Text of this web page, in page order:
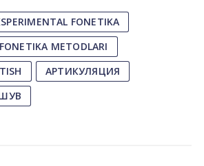
FONETIKA
METODLARI
АРТИКУЛЯЦИЯ